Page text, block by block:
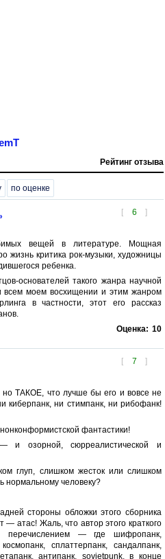
Рейтинг отзыва
по оценке
[ 6 ]
вещей в литературе. Мощная
жизнь критика рок-музыки, художницы
ребенка.
основателей такого жанра научной
всем моем восхищении и этим жанром
в частности, этот его рассказ
Оценка: 10
[ 7 ]
ТАКОЕ, что лучше бы его и вовсе не
киберпанк, ни стимпанк, ни рибофанк!
фантастики!
и озорной, сюрреалистической и
глуп, слишком жесток или слишком
нормальному человеку?
стороны обложки этого сборника
атас! Жаль, что автор этого краткого
перечислением — где шифропанк,
сплаттерпанк, сандалпанк,
антипанк, sovietpunk, в конце